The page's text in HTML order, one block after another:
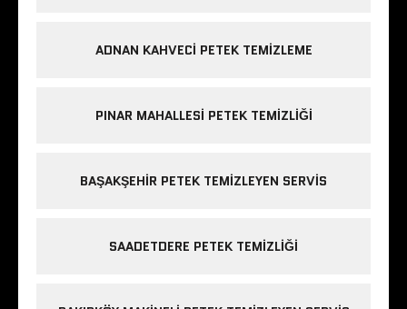
ADNAN KAHVECI PETEK TEMIZLEME
PINAR MAHALLESI PETEK TEMIZLIĞI
BAŞAKŞEHIR PETEK TEMIZLEYEN SERVIS
SAADETDERE PETEK TEMIZLIĞI